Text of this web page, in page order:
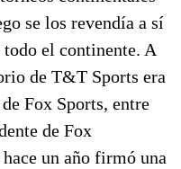
se los revendía a sí
el continente. A
de T&T Sports era
Fox Sports, entre
de Fox
un año firmó una